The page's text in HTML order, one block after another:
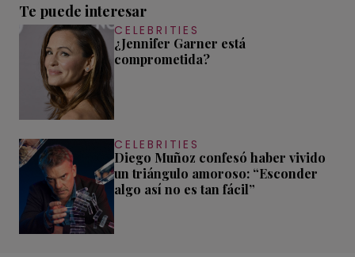
Te puede interesar
CELEBRITIES
¿Jennifer Garner está
comprometida?
CELEBRITIES
Diego Muñoz confesó haber vivido
un triángulo amoroso: “Esconder
algo así no es tan fácil”